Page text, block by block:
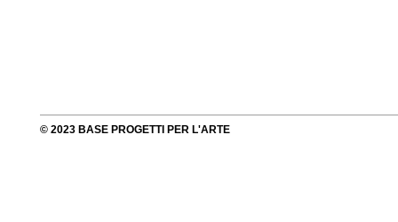
© 2023 BASE PROGETTI PER L'ARTE